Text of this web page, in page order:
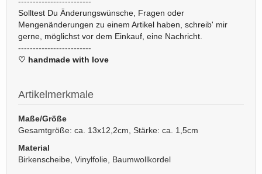
Solltest Du Änderungswünsche, Fragen oder
Mengenänderungen zu einem Artikel haben, schreib' mir
gerne, möglichst vor dem Einkauf, eine Nachricht.
-------------------------
♡ handmade with love
Artikelmerkmale
Maße/Größe
Gesamtgröße: ca. 13x12,2cm, Stärke: ca. 1,5cm
Material
Birkenscheibe, Vinylfolie, Baumwollkordel